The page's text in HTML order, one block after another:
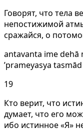
Говорят, что тела
непостижимой
сражайся, о
antavanta ime
’prameyasya
19
Кто верит, что
думает, что его
ибо истинное «Я»